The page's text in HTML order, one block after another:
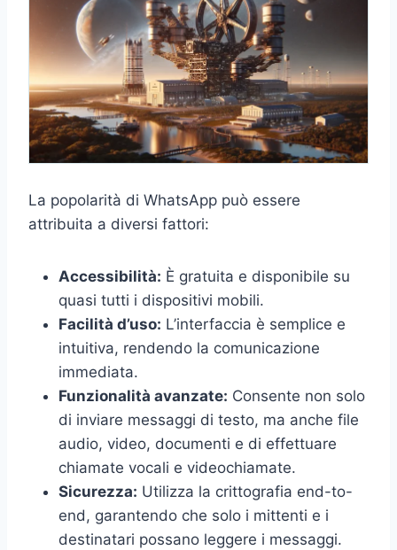
La popolarità di WhatsApp può essere
attribuita a diversi fattori:
Accessibilità: È gratuita e disponibile su
quasi tutti i dispositivi mobili.
Facilità d’uso: L’interfaccia è semplice e
intuitiva, rendendo la comunicazione
immediata.
Funzionalità avanzate: Consente non solo
di inviare messaggi di testo, ma anche file
audio, video, documenti e di effettuare
chiamate vocali e videochiamate.
Sicurezza: Utilizza la crittografia end-to-
end, garantendo che solo i mittenti e i
destinatari possano leggere i messaggi.